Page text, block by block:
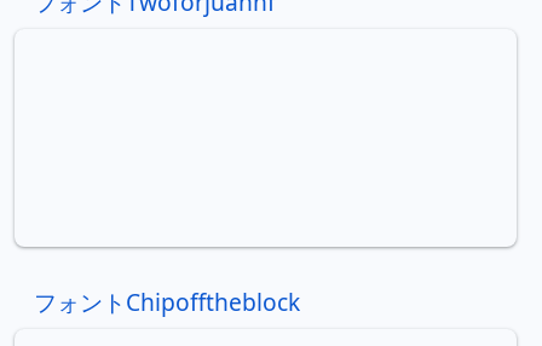
フォントChipofftheblock